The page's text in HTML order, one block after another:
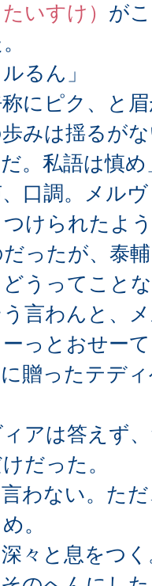
いすけ） が
るん」
にピク、と
みは揺るが
だ。私語は慎め
口調。メルヴ
けられたよ
ったが、泰
うってこと
う言わんと、
っとおせー
贈ったテデ
アは答えず
だった。
わない。た
。
々と息をつく